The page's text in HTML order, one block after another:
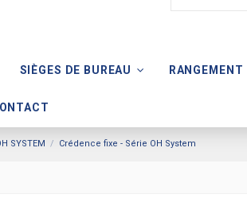
SIÈGES DE BUREAU RANGEMENT
SYSTEM Crédence fixe - Série OH System